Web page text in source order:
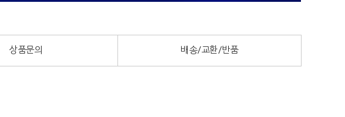
상품문의 배송/교환/반품